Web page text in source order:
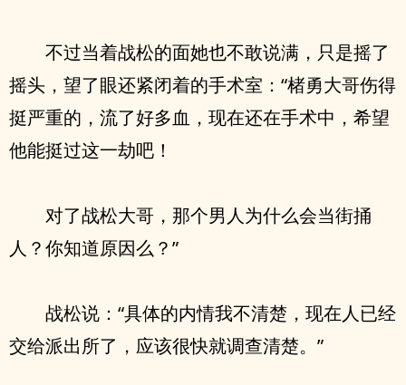
不过当着战松的面她也不敢说满，只是摇了
摇头，望了眼还紧闭着的手术室：“楮勇大哥伤得
挺严重的，流了好多血，现在还在手术中，希望
他能挺过这一劫吧！
对了战松大哥，那个男人为什么会当街捅
人？你知道原因么？”
战松说：“具体的内情我不清楚，现在人已经
交给派出所了，应该很快就调查清楚。”